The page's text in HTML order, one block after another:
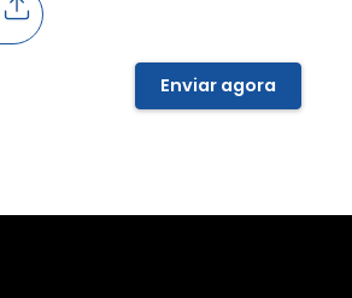
Enviar agora